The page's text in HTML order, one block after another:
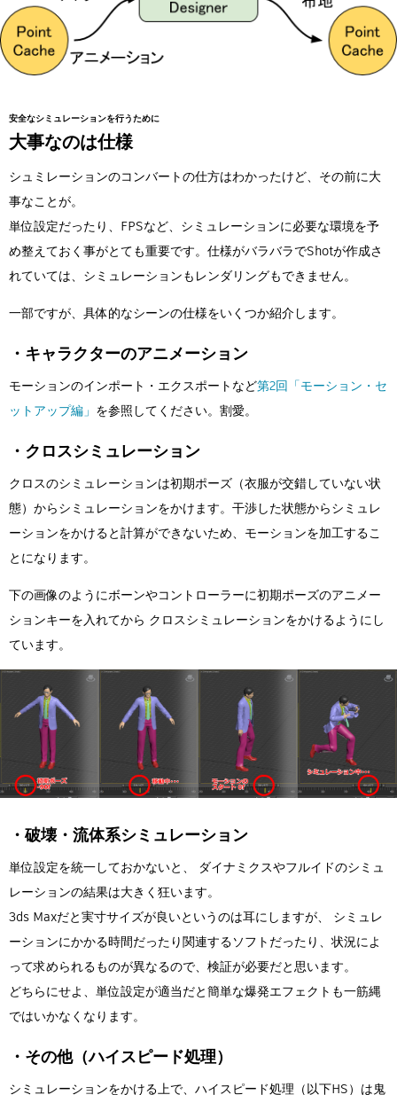
安全なシミュレーションを行うために
大事なのは仕様
シュミレーションのコンバートの仕方はわかったけど、その前に大
事なことが。
単位設定だったり、FPSなど、シミュレーションに必要な環境を予
め整えておく事がとても重要です。仕様がバラバラでShotが作成さ
れていては、シミュレーションもレンダリングもできません。
一部ですが、具体的なシーンの仕様をいくつか紹介します。
・キャラクターのアニメーション
モーションのインポート・エクスポートなど第2回「モーション・セ
ットアップ編」 を参照してください。割愛。
・クロスシミュレーション
クロスのシミュレーションは初期ポーズ（衣服が交錯していない状
態）からシミュレーションをかけます。干渉した状態からシミュレ
ーションをかけると計算ができないため、モーションを加工するこ
とになります。
下の画像のようにボーンやコントローラーに初期ポーズのアニメー
ションキーを入れてから クロスシミュレーションをかけるようにし
ています。
・破壊・流体系シミュレーション
単位設定を統一しておかないと、 ダイナミクスやフルイドのシミュ
レーションの結果は大きく狂います。
3ds Maxだと実寸サイズが良いというのは耳にしますが、 シミュレ
ーションにかかる時間だったり関連するソフトだったり、状況によ
って求められるものが異なるので、検証が必要だと思います。
どちらにせよ、単位設定が適当だと簡単な爆発エフェクトも一筋縄
ではいかなくなります。
・その他（ハイスピード処理）
シミュレーションをかける上で、ハイスピード処理（以下HS）は鬼